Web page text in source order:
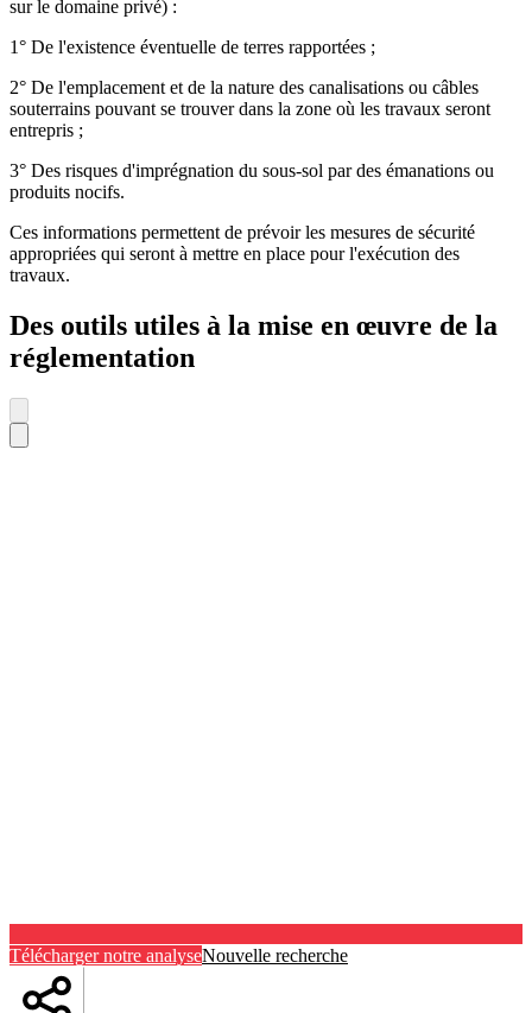
sur le domaine privé) :
1° De l'existence éventuelle de terres rapportées ;
2° De l'emplacement et de la nature des canalisations ou câbles
souterrains pouvant se trouver dans la zone où les travaux seront
entrepris ;
3° Des risques d'imprégnation du sous-sol par des émanations ou
produits nocifs.
Ces informations permettent de prévoir les mesures de sécurité
appropriées qui seront à mettre en place pour l'exécution des
travaux.
Des outils utiles à la mise en œuvre de la
réglementation
Télécharger notre analyseNouvelle recherche